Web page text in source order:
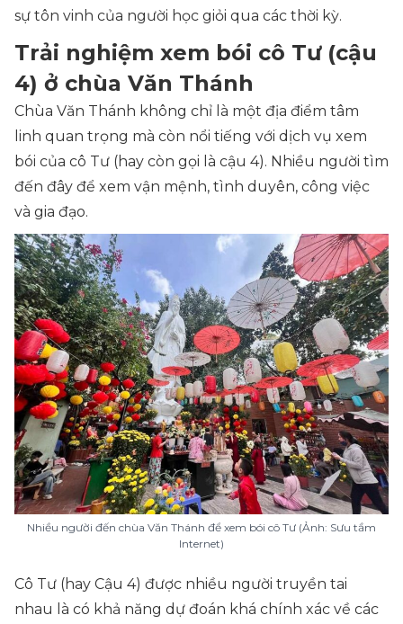
sự tôn vinh của người học giỏi qua các thời kỳ.
Trải nghiệm xem bói cô Tư (cậu
4) ở chùa Văn Thánh
Chùa Văn Thánh không chỉ là một địa điểm tâm
linh quan trọng mà còn nổi tiếng với dịch vụ xem
bói của cô Tư (hay còn gọi là cậu 4). Nhiều người tìm
đến đây để xem vận mệnh, tình duyên, công việc
và gia đạo.
Nhiều người đến chùa Văn Thánh để xem bói cô Tư (Ảnh: Sưu tầm
Internet)
Cô Tư (hay Cậu 4) được nhiều người truyền tai
nhau là có khả năng dự đoán khá chính xác về các